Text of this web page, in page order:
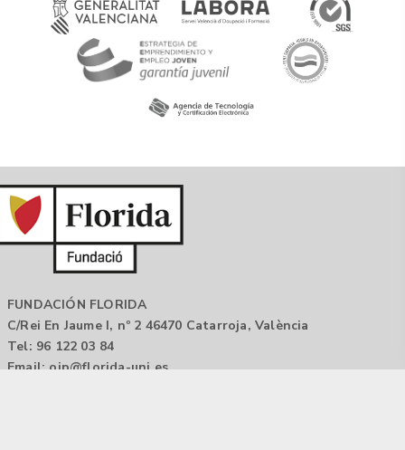
FUNDACIÓN FLORIDA
C/Rei En Jaume I, nº 2 46470 Catarroja, València
Tel: 96 122 03 84
Email: oip@florida-uni.es